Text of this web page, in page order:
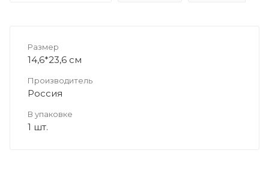
Размер
14,6*23,6 см
Производитель
Россия
В упаковке
1 шт.